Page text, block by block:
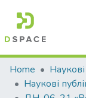
Communities &
All of DSpace
Home